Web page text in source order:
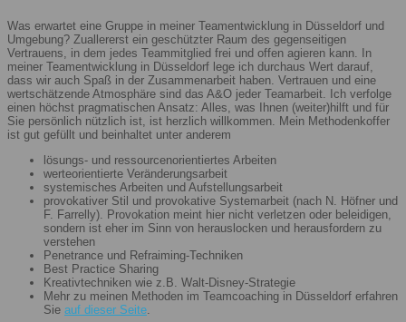
Was erwartet eine Gruppe in meiner Teamentwicklung in Düsseldorf und
Umgebung? Zuallererst ein geschützter Raum des gegenseitigen
Vertrauens, in dem jedes Teammitglied frei und offen agieren kann. In
meiner Teamentwicklung in Düsseldorf lege ich durchaus Wert darauf,
dass wir auch Spaß in der Zusammenarbeit haben. Vertrauen und eine
wertschätzende Atmosphäre sind das A&O jeder Teamarbeit. Ich verfolge
einen höchst pragmatischen Ansatz: Alles, was Ihnen (weiter)hilft und für
Sie persönlich nützlich ist, ist herzlich willkommen. Mein Methodenkoffer
ist gut gefüllt und beinhaltet unter anderem
lösungs- und ressourcenorientiertes Arbeiten
werteorientierte Veränderungsarbeit
systemisches Arbeiten und Aufstellungsarbeit
provokativer Stil und provokative Systemarbeit (nach N. Höfner und
F. Farrelly). Provokation meint hier nicht verletzen oder beleidigen,
sondern ist eher im Sinn von herauslocken und herausfordern zu
verstehen
Penetrance und Refraiming-Techniken
Best Practice Sharing
Kreativtechniken wie z.B. Walt-Disney-Strategie
Mehr zu meinen Methoden im Teamcoaching in Düsseldorf erfahren
Sie auf dieser Seite.